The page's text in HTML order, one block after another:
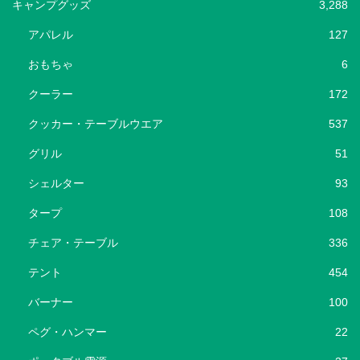
キャンプグッズ 3,288
アパレル 127
おもちゃ 6
クーラー 172
クッカー・テーブルウエア 537
グリル 51
シェルター 93
タープ 108
チェア・テーブル 336
テント 454
バーナー 100
ペグ・ハンマー 22